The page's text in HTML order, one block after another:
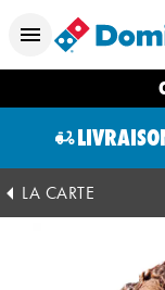
LA CARTE